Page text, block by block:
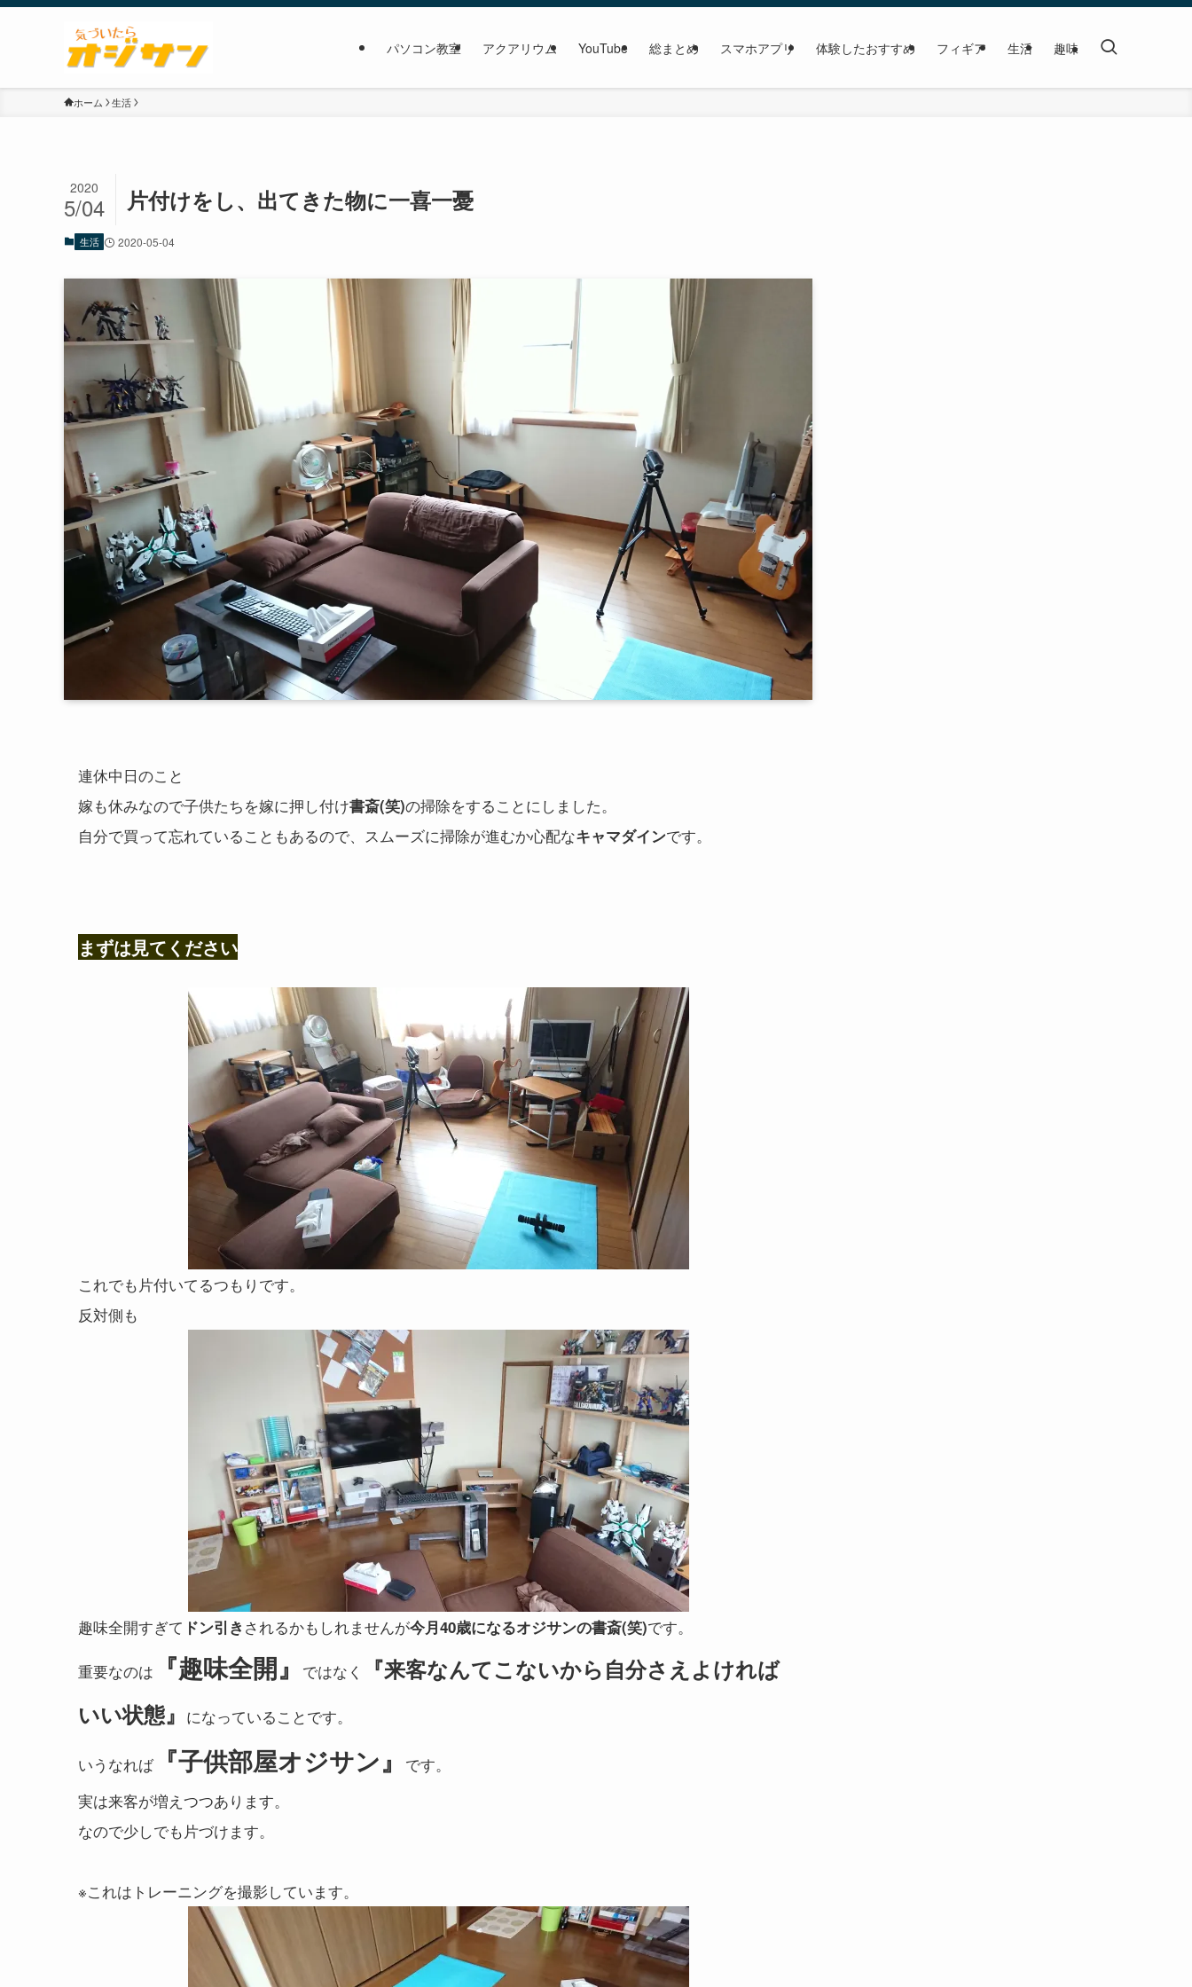
パソコン教室 アクアリウム YouTube 総まとめ スマホアプリ 体験したおすすめ フィギア 生活 趣味
ホーム 生活
片付けをし、出てきた物に一喜一憂
2020
5/04
生活 2020-05-04
連休中日のこと
嫁も休みなので子供たちを嫁に押し付け書斎(笑)の掃除をすることにしました。
自分で買って忘れていることもあるので、スムーズに掃除が進むか心配なキャマダインです。
まずは見てください
これでも片付いてるつもりです。
反対側も
趣味全開すぎて ドン引き されるかもしれませんが今月40歳になるオジサンの書斎(笑)です。
重要なのは
『趣味全開』 ではなく
『来客なんてこないから自分さえよければ
いい状態』 になっていることです。
いうなれば『子供部屋オジサン』
です。
実は来客が増えつつあります。
なので少しでも片づけます。
※これはトレーニングを撮影しています。